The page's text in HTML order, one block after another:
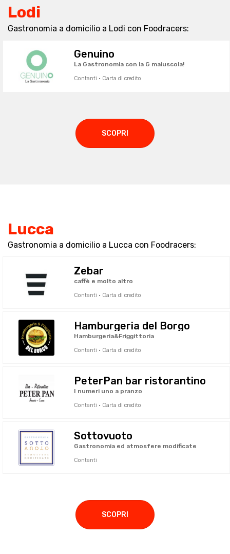
Lodi
Gastronomia a domicilio a Lodi con Foodracers:
Genuino
La Gastronomia con la G maiuscola!
Contanti · Carta di credito
SCOPRI
Lucca
Gastronomia a domicilio a Lucca con Foodracers:
Zebar
caffè e molto altro
Contanti · Carta di credito
Hamburgeria del Borgo
Hamburgeria&Friggittoria
Contanti · Carta di credito
PeterPan bar ristorantino
I numeri uno a pranzo
Contanti · Carta di credito
Sottovuoto
Gastronomia ed atmosfere modificate
Contanti
SCOPRI